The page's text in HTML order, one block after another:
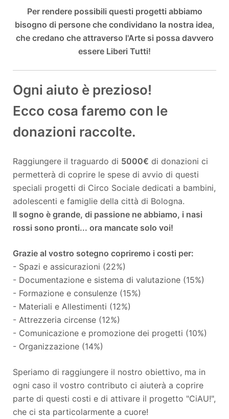
Per rendere possibili questi progetti abbiamo
bisogno di persone che condividano la nostra idea,
che credano che attraverso l'Arte si possa davvero
essere Liberi Tutti!
Ogni aiuto è prezioso!
Ecco cosa faremo con le
donazioni raccolte.
Raggiungere il traguardo di 5000€ di donazioni ci
permetterà di coprire le spese di avvio di questi
speciali progetti di Circo Sociale dedicati a bambini,
adolescenti e famiglie della città di Bologna.
Il sogno è grande, di passione ne abbiamo, i nasi
rossi sono pronti... ora mancate solo voi!
Grazie al vostro sotegno copriremo i costi per:
- Spazi e assicurazioni (22%)
- Documentazione e sistema di valutazione (15%)
- Formazione e consulenze (15%)
- Materiali e Allestimenti (12%)
- Attrezzeria circense (12%)
- Comunicazione e promozione dei progetti (10%)
- Organizzazione (14%)
Speriamo di raggiungere il nostro obiettivo, ma in
ogni caso il vostro contributo ci aiuterà a coprire
parte di questi costi e di attivare il progetto "CiAU!",
che ci sta particolarmente a cuore!